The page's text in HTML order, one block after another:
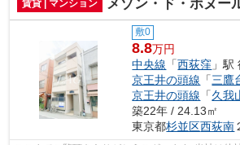
賃貸 | マンション メゾン・ド・ボヌー
敷0
8.8万円
中央線 「西荻窪 」駅
京王井の頭線 「三鷹
京王井の頭線 「久我
築22年 / 24.13㎡
東京都杉並区西荻南